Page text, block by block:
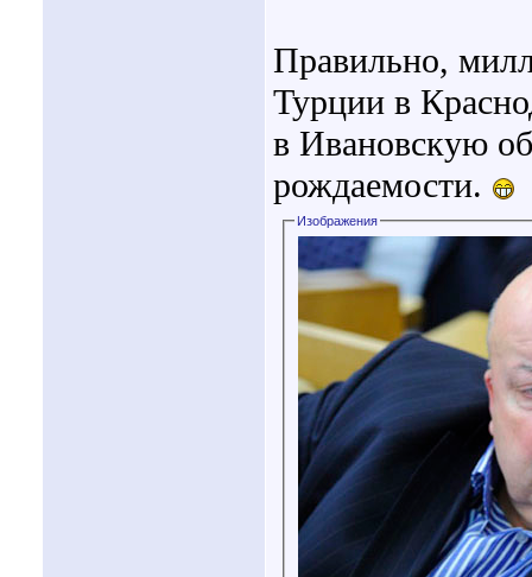
Правильно,
Турции в
в Ивановскую
рождаемости.
Изображения